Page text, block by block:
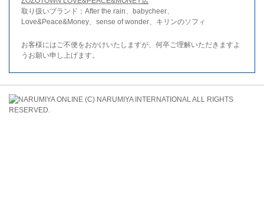
取り扱いブランド：After the rain、babycheer、
Love&Peace&Money、sense of wonder、キリンのソフィ
お客様にはご不便をおかけいたしますが、何卒ご理解いただきますよ
うお願い申し上げます。